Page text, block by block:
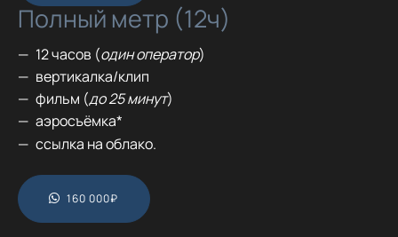
Полный метр (12ч)
12 часов (один оператор)
вертикалка/клип
фильм (до 25 минут)
аэросъёмка*
ссылка на облако.
160 000₽